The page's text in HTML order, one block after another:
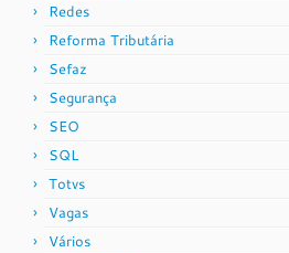
Redes
Reforma Tributária
Sefaz
Segurança
SEO
SQL
Totvs
Vagas
Vários